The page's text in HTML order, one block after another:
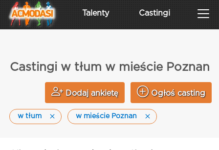
Talenty Castingi
Castingi w tłum w mieście Poznan
Dodaj ankietę Ogłoś casting
w tłum w mieście Poznan